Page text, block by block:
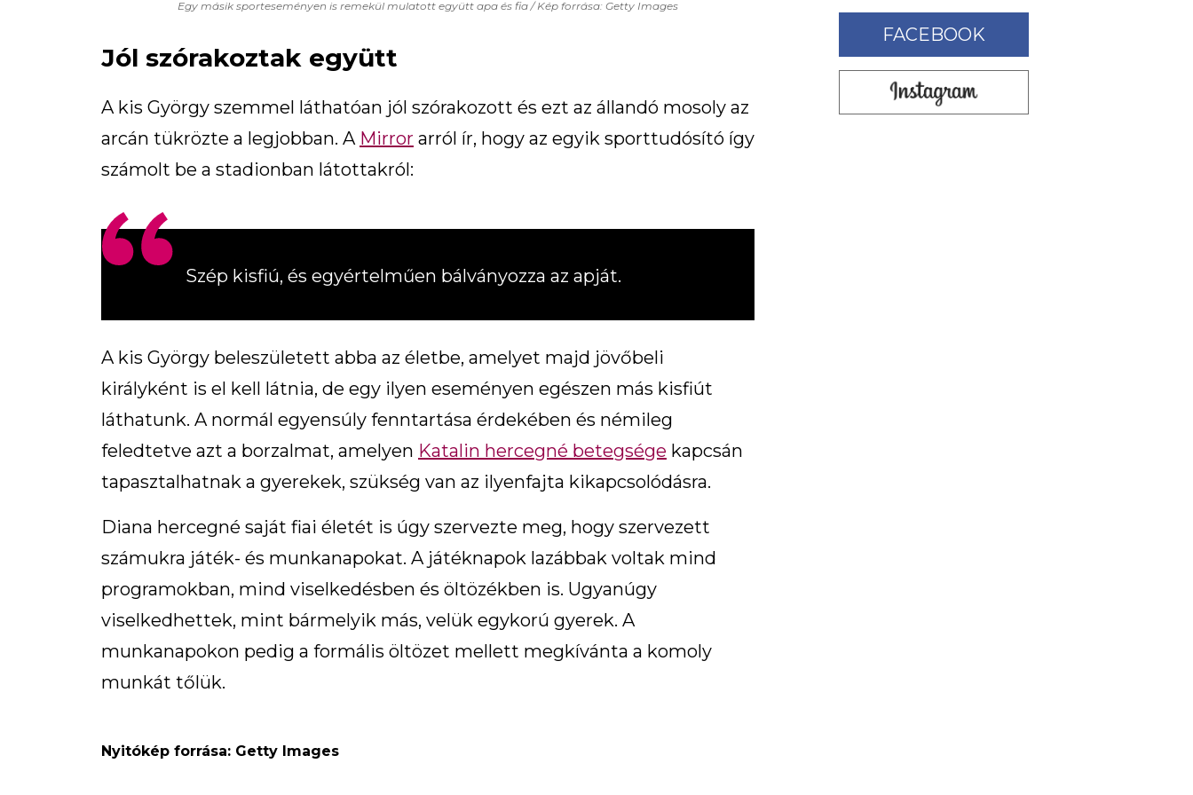
Egy másik sporteseményen is remekül mulatott együtt apa és fia / Kép forrása: Getty Images
Jól szórakoztak együtt
A kis György szemmel láthatóan jól szórakozott és ezt az állandó mosoly az
arcán tükrözte a legjobban. A Mirror arról ír, hogy az egyik sporttudósító így
számolt be a stadionban látottakról:
Szép kisfiú, és egyértelműen bálványozza az apját.
A kis György beleszületett abba az életbe, amelyet majd jövőbeli
királyként is el kell látnia, de egy ilyen eseményen egészen más kisfiút
láthatunk. A normál egyensúly fenntartása érdekében és némileg
feledtetve azt a borzalmat, amelyen Katalin hercegné betegsége kapcsán
tapasztalhatnak a gyerekek, szükség van az ilyenfajta kikapcsolódásra.
Diana hercegné saját fiai életét is úgy szervezte meg, hogy szervezett
számukra játék- és munkanapokat. A játéknapok lazábbak voltak mind
programokban, mind viselkedésben és öltözékben is. Ugyanúgy
viselkedhettek, mint bármelyik más, velük egykorú gyerek. A
munkanapokon pedig a formális öltözet mellett megkívánta a komoly
munkát tőlük.
Nyitókép forrása: Getty Images
FACEBOOK